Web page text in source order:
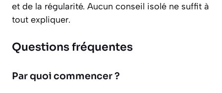
et de la régularité. Aucun conseil isolé ne suffit à
tout expliquer.
Questions fréquentes
Par quoi commencer ?